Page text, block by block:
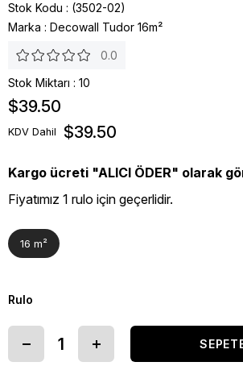
Stok Kodu
(3502-02)
Marka : Decowall Tudor 16m²
0.0
Stok Miktarı : 10
$39.50
KDV Dahil $39.50
Kargo ücreti "ALICI ÖDER" olarak
Fiyatımız 1 rulo için geçerlidir.
16 m²
Rulo